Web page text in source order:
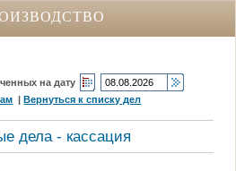
на дату
|Вернуться к списку дел
дела - кассация